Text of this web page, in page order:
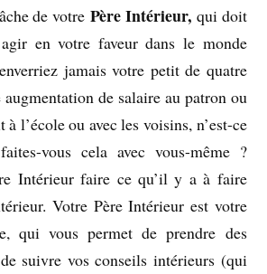
de votrePère Intérieur,qui doit
en votre faveur dans le monde
jamais votre petit de quatre
augmentation de salaire au patron ou
l’école ou avec les voisins, n’est-ce
vous cela avec vous-même ?
Intérieur faire ce qu’il y a à faire
Votre Père Intérieur est votre
qui vous permet de prendre des
suivre vos conseils intérieurs (qui